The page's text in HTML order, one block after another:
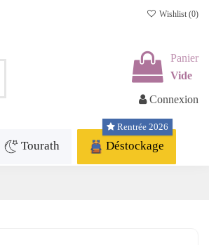
Wishlist (0)
Panier
Vide
Connexion
Tourath Déstockage
Rentrée 2026